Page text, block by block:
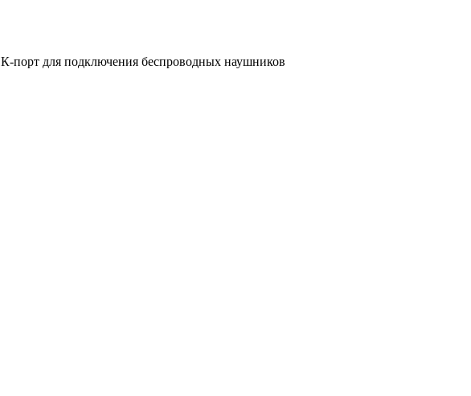
порт для подключения беспроводных наушников